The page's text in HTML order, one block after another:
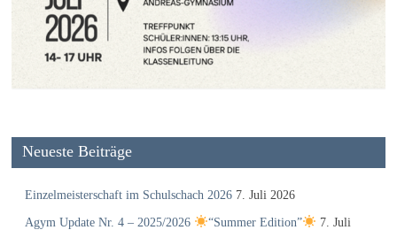
Neueste Beiträge
Einzelmeisterschaft im Schulschach 2026 7. Juli 2026
Agym Update Nr. 4 – 2025/2026 “Summer Edition”
7. Juli